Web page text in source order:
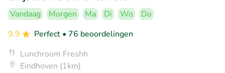
Vandaag Morgen Ma Di Wo
Do
9.9
Perfect • 76 beoordelingen
Lunchroom Freshh
Eindhoven (1km)